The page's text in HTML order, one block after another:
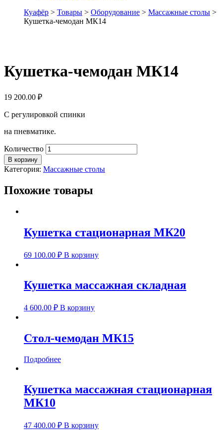
Куафёр > Товары > Оборудование > Массажные столы >
Кушетка-чемодан МК14
Кушетка-чемодан МК14
19 200.00 ₽
С регулировкой спинки
на пневматике.
Количество
В корзину
Категория: Массажные столы
Похожие товары
Кушетка стационарная МК20
69 100.00 ₽ В корзину
Кушетка массажная складная
4 600.00 ₽ В корзину
Стол-чемодан МК15
Подробнее
Кушетка массажная стационарная
МК10
47 400.00 ₽ В корзину